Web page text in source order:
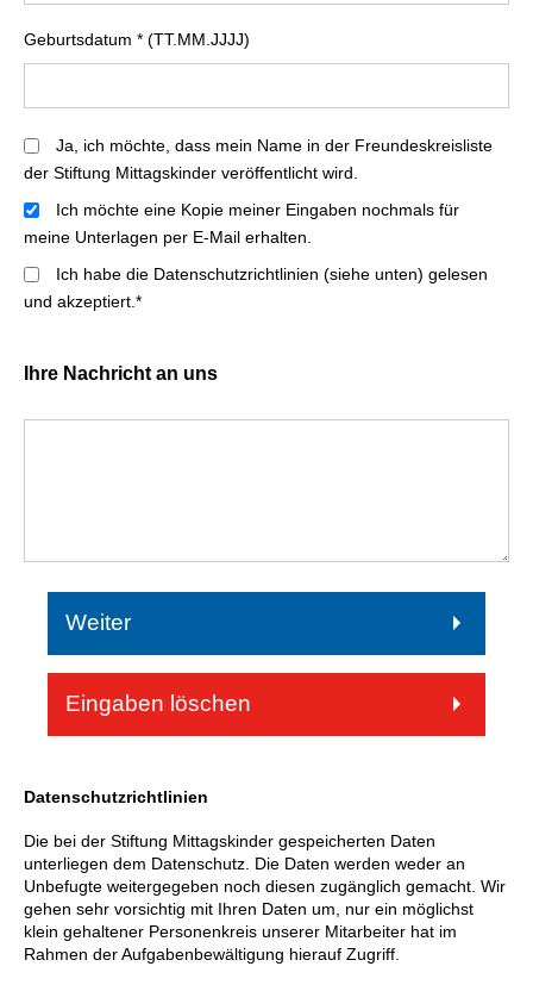
Geburtsdatum * (TT.MM.JJJJ)
Ja, ich möchte, dass mein Name in der Freundeskreisliste
der Stiftung Mittagskinder veröffentlicht wird
Ich möchte eine Kopie meiner Eingaben nochmals für
meine Unterlagen per E-Mail erhalten.
Ich habe die Datenschutzrichtlinien (siehe unten) gelesen
und akzeptiert.*
Ihre Nachricht an uns
Weiter
Eingaben löschen
Datenschutzrichtlinien
Die bei der Stiftung Mittagskinder gespeicherten Daten
unterliegen dem Datenschutz. Die Daten werden weder an
Unbefugte weitergegeben noch diesen zugänglich gemacht. Wir
gehen sehr vorsichtig mit Ihren Daten um, nur ein möglichst
klein gehaltener Personenkreis unserer Mitarbeiter hat im
Rahmen der Aufgabenbewältigung hierauf Zugriff.